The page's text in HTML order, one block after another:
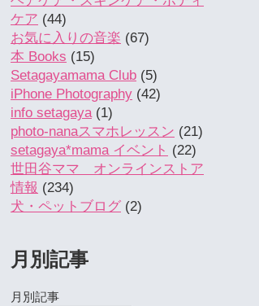
ケア (44)
お気に入りの音楽 (67)
本 Books (15)
Setagayamama Club (5)
iPhone Photography (42)
info setagaya(1)
photo-nanaスマホレッスン (21)
setagaya*mama イベント (22)
世田谷ママ オンラインストア
情報 (234)
犬・ペットブログ (2)
月別記事
月別記事